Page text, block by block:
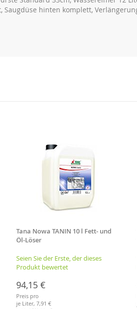
Saugdüse hinten komplett,
Tana Nowa TANIN 10 l Fett- und
Öl-Löser
Seien Sie der Erste, der dieses
Produkt bewertet
94,15 €
Preis pro
je Liter,7,91 €